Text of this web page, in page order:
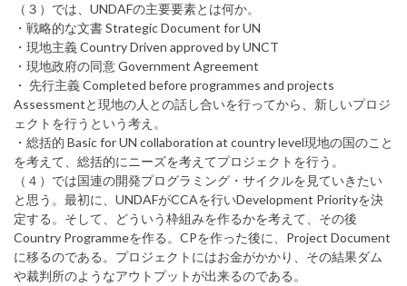
（３）では、UNDAFの主要要素とは何か。
・戦略的な文書 Strategic Document for UN
・現地主義 Country Driven approved by UNCT
・現地政府の同意 Government Agreement
・ 先行主義 Completed before programmes and projects
Assessmentと現地の人との話し合いを行ってから、新しいプロジ
ェクトを行うという考え。
・総括的 Basic for UN collaboration at country level現地の国のこと
を考えて、総括的にニーズを考えてプロジェクトを行う。
（４）では国連の開発プログラミング・サイクルを見ていきたい
と思う。最初に、UNDAFがCCAを行いDevelopment Priorityを決
定する。そして、どういう枠組みを作るかを考えて、その後
Country Programmeを作る。CPを作った後に、Project Document
に移るのである。プロジェクトにはお金がかかり、その結果ダム
や裁判所のようなアウトプットが出来るのである。